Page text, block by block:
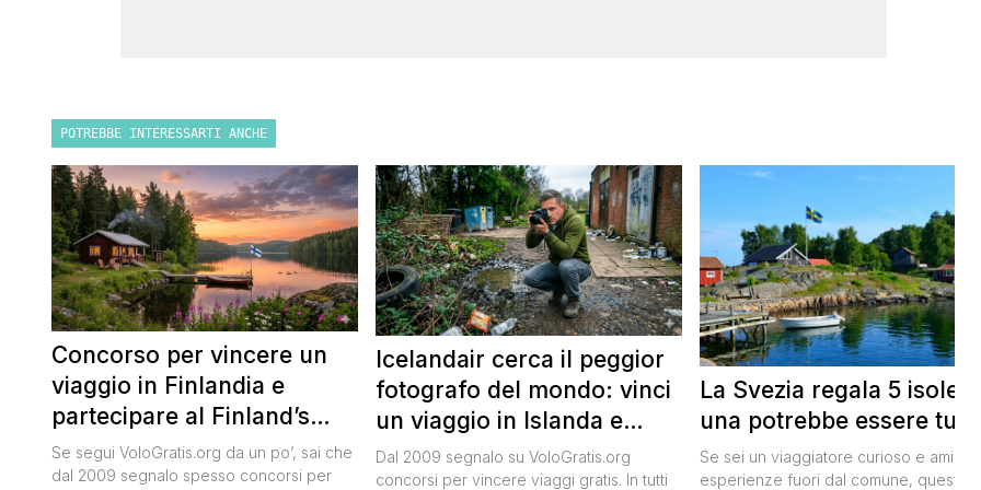
POTREBBE INTERESSARTI ANCHE
Concorso per vincere un
viaggio in Finlandia e
partecipare al Finland’s
Official Tasting
Se segui VoloGratis.org da un po’, sai che
dal 2009 segnalo spesso concorsi per
Icelandair cerca il peggior
fotografo del mondo: vinci
un viaggio in Islanda e
50.000 dollari
Dal 2009 segnalo su VoloGratis.org
concorsi per vincere viaggi gratis. In tutti
La Svezia regala 5 isole e
una potrebbe essere tua
Se sei un viaggiatore curioso e ami le
esperienze fuori dal comune, questa